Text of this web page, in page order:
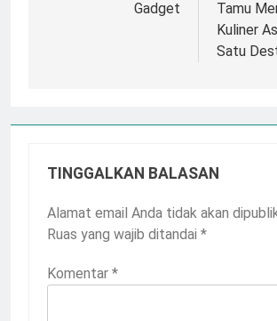
Gadget
Tamu
Kuliner
Satu
TINGGALKAN BALASAN
Alamat email Anda tidak akan
Ruas yang wajib ditandai *
Komentar *